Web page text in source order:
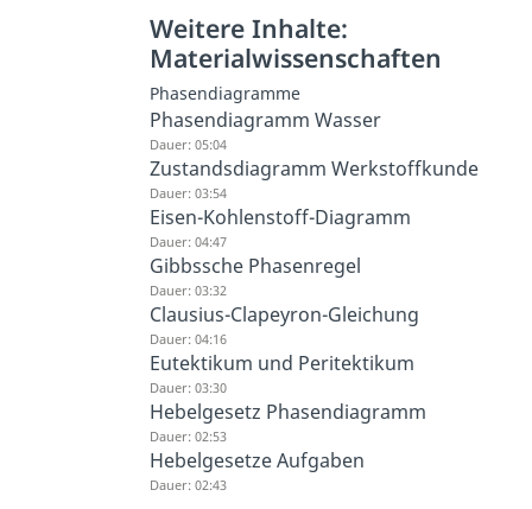
Weitere Inhalte:
Materialwissenschaften
Phasendiagramme
Phasendiagramm Wasser
Dauer: 05:04
Zustandsdiagramm Werkstoffkunde
Dauer: 03:54
Eisen-Kohlenstoff-Diagramm
Dauer: 04:47
Gibbssche Phasenregel
Dauer: 03:32
Clausius-Clapeyron-Gleichung
Dauer: 04:16
Eutektikum und Peritektikum
Dauer: 03:30
Hebelgesetz Phasendiagramm
Dauer: 02:53
Hebelgesetze Aufgaben
Dauer: 02:43